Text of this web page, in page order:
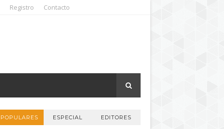
Registro Contacto
POPULARES ESPECIAL EDITORES